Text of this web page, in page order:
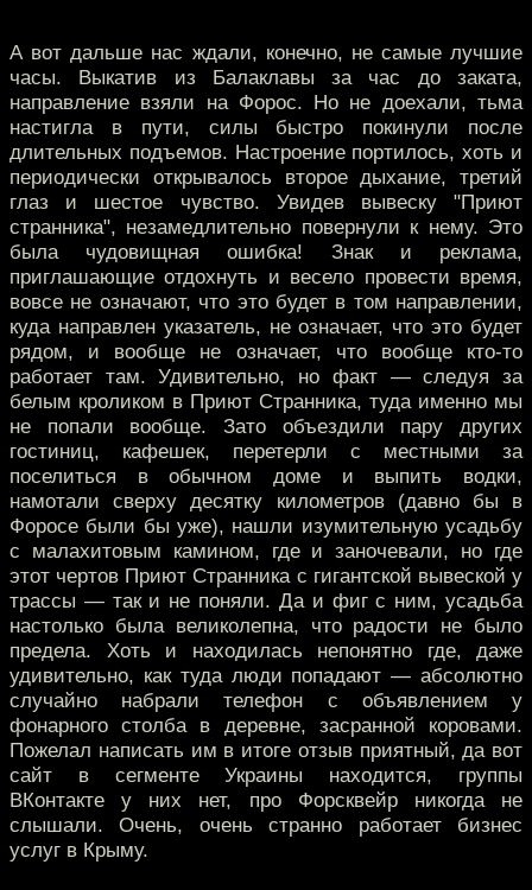
А вот дальше нас ждали, конечно, не самые лучшие
часы. Выкатив из Балаклавы за час до заката,
направление взяли на Форос. Но не доехали, тьма
настигла в пути, силы быстро покинули после
длительных подъемов. Настроение портилось, хоть и
периодически открывалось второе дыхание, третий
глаз и шестое чувство. Увидев вывеску "Приют
странника", незамедлительно повернули к нему. Это
была чудовищная ошибка! Знак и реклама,
приглашающие отдохнуть и весело провести время,
вовсе не означают, что это будет в том направлении,
куда направлен указатель, не означает, что это будет
рядом, и вообще не означает, что вообще кто-то
работает там. Удивительно, но факт — следуя за
белым кроликом в Приют Странника, туда именно мы
не попали вообще. Зато объездили пару других
гостиниц, кафешек, перетерли с местными за
поселиться в обычном доме и выпить водки,
намотали сверху десятку километров (давно бы в
Форосе были бы уже), нашли изумительную усадьбу
с малахитовым камином, где и заночевали, но где
этот чертов Приют Странника с гигантской вывеской у
трассы — так и не поняли. Да и фиг с ним, усадьба
настолько была великолепна, что радости не было
предела. Хоть и находилась непонятно где, даже
удивительно, как туда люди попадают — абсолютно
случайно набрали телефон с объявлением у
фонарного столба в деревне, засранной коровами.
Пожелал написать им в итоге отзыв приятный, да вот
сайт в сегменте Украины находится, группы
ВКонтакте у них нет, про Форсквейр никогда не
слышали. Очень, очень странно работает бизнес
услуг в Крыму.